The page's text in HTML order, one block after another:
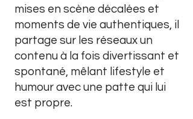
mises en scène décalées et
moments de vie authentiques, il
partage sur les réseaux un
contenu à la fois divertissant et
spontané, mêlant lifestyle et
humour avec une patte qui lui
est propre.